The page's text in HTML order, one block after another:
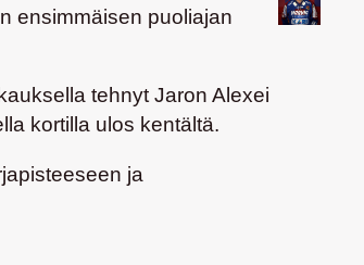
ensimmäisen puoliajan
tehnyt Jaron Alexei
kortilla ulos kentältä.
ja